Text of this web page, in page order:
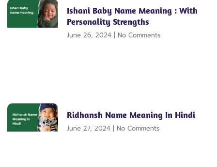
Ishani Baby Name Meaning : With
Personality Strengths
June 26, 2024 No Comments
Ridhansh Name Meaning In Hindi
June 27, 2024 No Comments